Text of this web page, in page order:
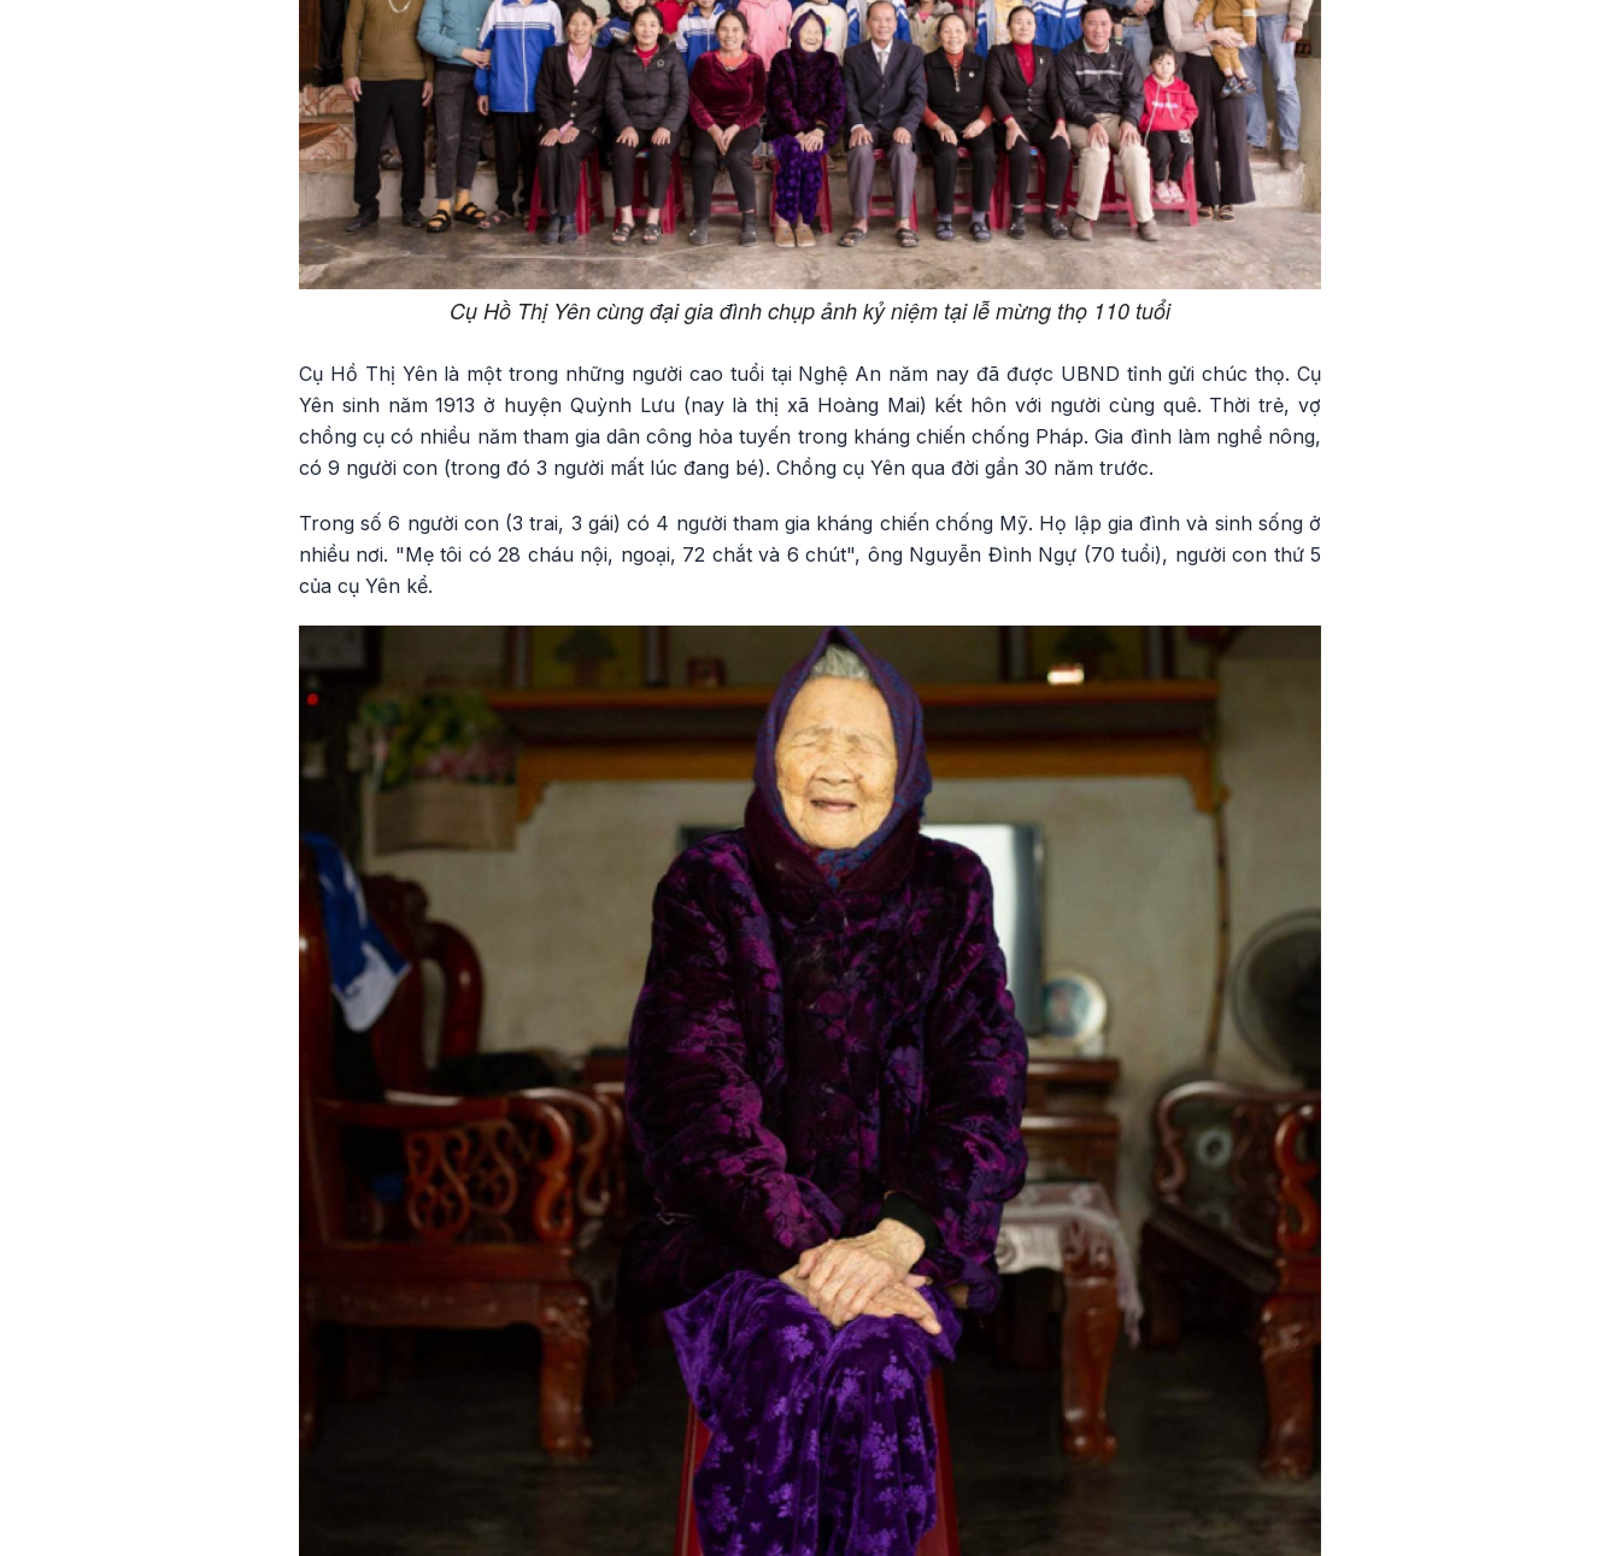
Cụ Hồ Thị Yên cùng đại gia đình chụp ảnh kỷ niệm tại lễ mừng thọ 110 tuổi
Cụ Hồ Thị Yên là một trong những người cao tuổi tại Nghệ An năm nay đã được UBND tỉnh gửi chúc thọ. Cụ
Yên sinh năm 1913 ở huyện Quỳnh Lưu (nay là thị xã Hoàng Mai) kết hôn với người cùng quê. Thời trẻ, vợ
chồng cụ có nhiều năm tham gia dân công hỏa tuyến trong kháng chiến chống Pháp. Gia đình làm nghề nông,
có 9 người con (trong đó 3 người mất lúc đang bé). Chồng cụ Yên qua đời gần 30 năm trước.
Trong số 6 người con (3 trai, 3 gái) có 4 người tham gia kháng chiến chống Mỹ. Họ lập gia đình và sinh sống ở
nhiều nơi. "Mẹ tôi có 28 cháu nội, ngoại, 72 chắt và 6 chút", ông Nguyễn Đình Ngự (70 tuổi), người con thứ 5
của cụ Yên kể.